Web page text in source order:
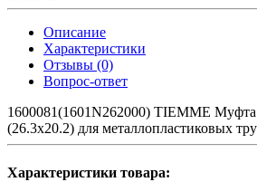
Описание
Характеристики
Отзывы (0)
Вопрос-ответ
1600081(1601N262000) TIEMME Муфта
(26.3х20.2) для металлопластиковых
Характеристики товара: